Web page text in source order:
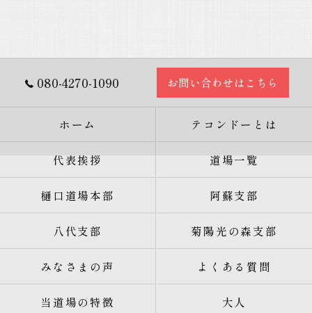
080-4270-1090 お問い合わせはこちら
ホーム テコンドーとは
代表挨拶 道場一覧
樋口道場本部 阿蘇支部
八代支部 菊陽光の森支部
みなさまの声 よくある質問
当道場の特徴 大人